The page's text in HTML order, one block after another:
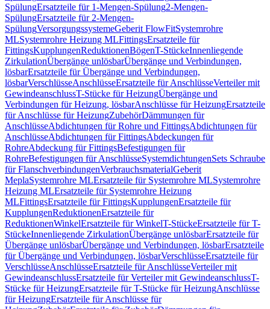
SpülungErsatzteile für 1-Mengen-Spülung2-Mengen-
SpülungErsatzteile für 2-Mengen-
SpülungVersorgungssystemeGeberit FlowFitSystemrohre
MLSystemrohre Heizung MLFittingsErsatzteile für
FittingsKupplungenReduktionenBögenT-StückeInnenliegende
ZirkulationÜbergänge unlösbarÜbergänge und Verbindungen,
lösbarErsatzteile für Übergänge und Verbindungen,
lösbarVerschlüsseAnschlüsseErsatzteile für AnschlüsseVerteiler mit
GewindeanschlussT-Stücke für HeizungÜbergänge und
Verbindungen für Heizung, lösbarAnschlüsse für HeizungErsatzteile
für Anschlüsse für HeizungZubehörDämmungen für
AnschlüsseAbdichtungen für Rohre und FittingsAbdichtungen für
AnschlüsseAbdichtungen für FittingsAbdeckungen für
RohreAbdeckung für FittingsBefestigungen für
RohreBefestigungen für AnschlüsseSystemdichtungenSets Schraube
für FlanschverbindungenVerbrauchsmaterialGeberit
MeplaSystemrohre MLErsatzteile für Systemrohre MLSystemrohre
Heizung MLErsatzteile für Systemrohre Heizung
MLFittingsErsatzteile für FittingsKupplungenErsatzteile für
KupplungenReduktionenErsatzteile für
ReduktionenWinkelErsatzteile für WinkelT-StückeErsatzteile für T-
StückeInnenliegende ZirkulationÜbergänge unlösbarErsatzteile für
Übergänge unlösbarÜbergänge und Verbindungen, lösbarErsatzteile
für Übergänge und Verbindungen, lösbarVerschlüsseErsatzteile für
VerschlüsseAnschlüsseErsatzteile für AnschlüsseVerteiler mit
GewindeanschlussErsatzteile für Verteiler mit GewindeanschlussT-
Stücke für HeizungErsatzteile für T-Stücke für HeizungAnschlüsse
für HeizungErsatzteile für Anschlüsse für